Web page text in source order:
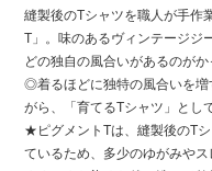
縫製後のTシャツを職人が手作
T」。味のあるヴィンテージジ
どの独自の風合いがあるのがか
◎着るほどに独特の風合いを増
がら、「育てるTシャツ」とし
★ピグメントTは、縫製後のT
ているため、多少のゆがみや